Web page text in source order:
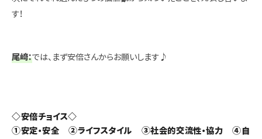
す！
尾﨑：では、まず安倍さんからお願いします♪
◇安倍チョイス◇
①安定・安全 ②ライフスタイル ③社会的交流性・協力 ④自